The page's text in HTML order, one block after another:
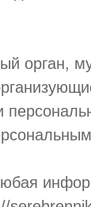
орган,